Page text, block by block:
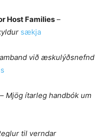
Host Families –
sækja
við æskulýðsnefnd
– Mjög ítarleg handbók um
til verndar